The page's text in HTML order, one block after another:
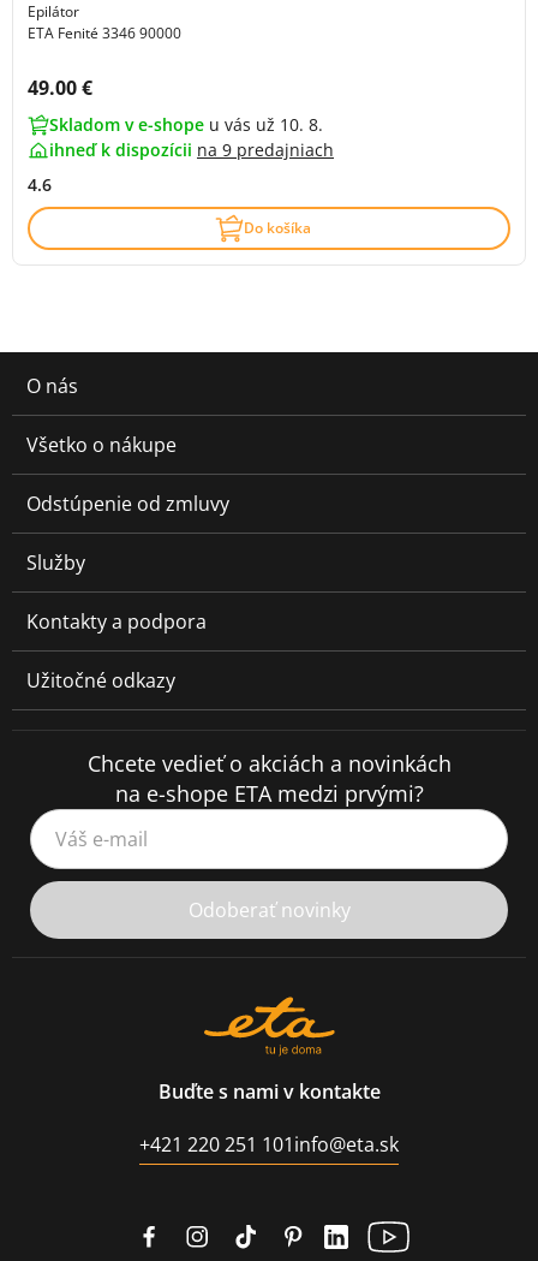
Epilátor
ETA Fenité 3346 90000
Cena s DPH:
49.00 €
Skladom v e-shope u vás už 10. 8.
ihneď k dispozícii na 9 predajniach
4.6
Do košíka
O nás
Všetko o nákupe
Odstúpenie od zmluvy
Služby
Kontakty a podpora
Užitočné odkazy
Chcete vedieť o akciách a novinkách
na e-shope ETA medzi prvými?
Váš e-mail
Odoberať novinky
Buďte s nami v kontakte
+421 220 251 101info@eta.sk